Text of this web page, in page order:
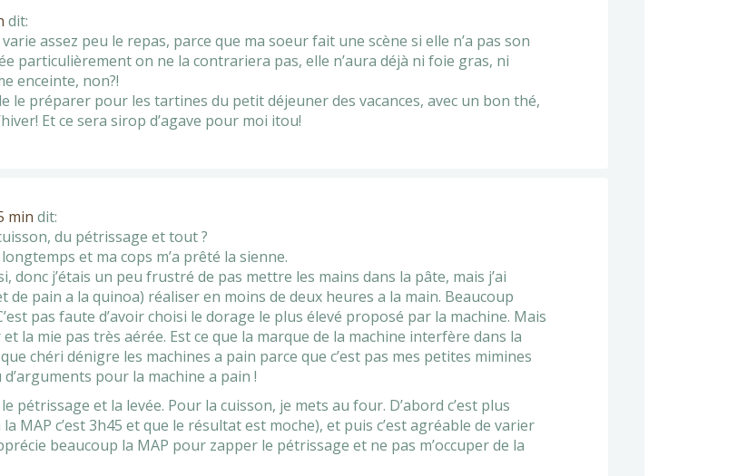
dit:
assez peu le repas, parce que ma soeur fait une scène si elle n’a pas son
particulièrement on ne la contrariera pas, elle n’aura déjà ni foie gras, ni
enceinte, non?!
le préparer pour les tartines du petit déjeuner des vacances, avec un bon thé,
Et ce sera sirop d’agave pour moi itou!
min dit:
du pétrissage et tout ?
et ma cops m’a prêté la sienne.
donc j’étais un peu frustré de pas mettre les mains dans la pâte, mais j’ai
pain a la quinoa) réaliser en moins de deux heures a la main. Beaucoup
pas faute d’avoir choisi le dorage le plus élevé proposé par la machine. Mais
la mie pas très aérée. Est ce que la marque de la machine interfère dans la
chéri dénigre les machines a pain parce que c’est pas mes petites mimines
pour la machine a pain !
pétrissage et la levée. Pour la cuisson, je mets au four. D’abord c’est plus
MAP c’est 3h45 et que le résultat est moche), et puis c’est agréable de varier
beaucoup la MAP pour zapper le pétrissage et ne pas m’occuper de la